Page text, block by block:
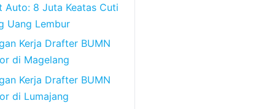
Auto: 8 Juta Keatas Cuti
Uang Lembur
Kerja Drafter BUMN
di Magelang
Kerja Drafter BUMN
di Lumajang